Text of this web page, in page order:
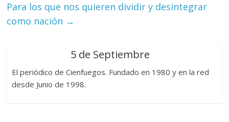
Para los que nos quieren dividir y desintegrar
como nación →
5 de Septiembre
El periódico de Cienfuegos. Fundado en 1980 y en la red
desde Junio de 1998.